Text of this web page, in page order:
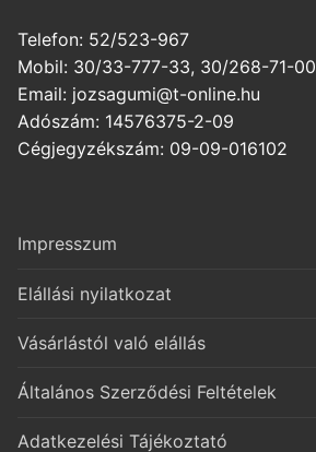
Telefon: 52/523-967
Mobil: 30/33-777-33, 30/268-71-00
Email: jozsagumi@t-online.hu
Adószám: 14576375-2-09
Cégjegyzékszám: 09-09-016102
Impresszum
Elállási nyilatkozat
Vásárlástól való elállás
Általános Szerződési Feltételek
Adatkezelési Tájékoztató